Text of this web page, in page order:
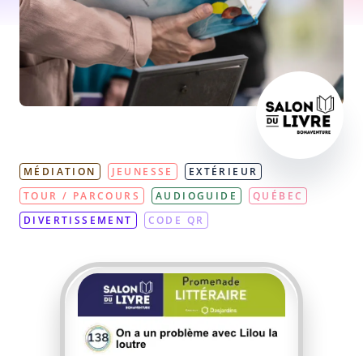
MÉDIATION JEUNESSE
EXTÉRIEUR
TOUR / PARCOURS
AUDIOGUIDE
QUÉBEC
DIVERTISSEMENT
CODE QR